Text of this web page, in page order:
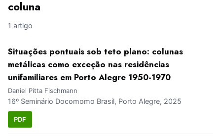
coluna
1 artigo
Situações pontuais sob teto plano: colunas
metálicas como exceção nas residências
unifamiliares em Porto Alegre 1950-1970
Daniel Pitta Fischmann
16º Seminário Docomomo Brasil, Porto Alegre, 2025
PDF